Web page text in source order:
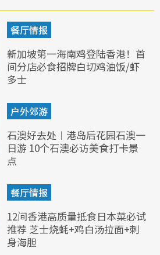
餐厅情报
新加坡第一海南鸡登陆香港！首
间分店必食招牌白切鸡油饭/虾
多士
户外郊游
石澳好去处︱港岛后花园石澳一
日游 10个石澳必访美食打卡景
点
餐厅情报
12间香港高质量抵食日本菜必试
推荐 芝士烧蚝+鸡白汤拉面+刺
身海胆